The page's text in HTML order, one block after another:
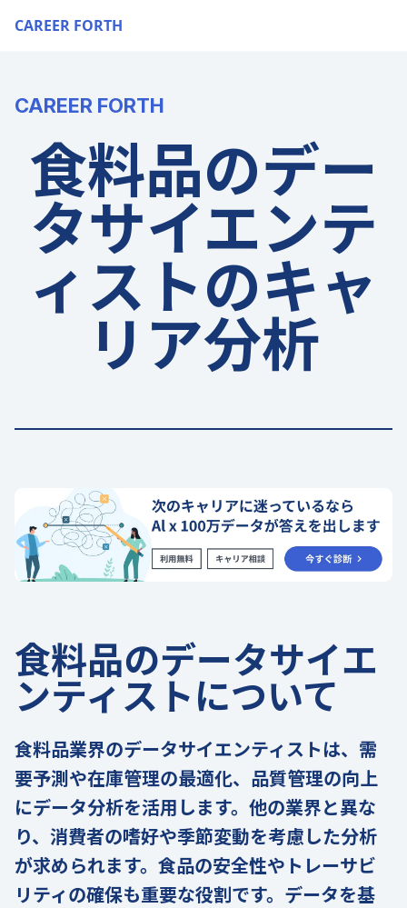
CAREER FORTH
CAREER FORTH
食料品のデー
タサイエンテ
ィストのキャ
リア分析
食料品のデータサイエ
ンティストについて
食料品業界のデータサイエンティストは、需
要予測や在庫管理の最適化、品質管理の向上
にデータ分析を活用します。他の業界と異な
り、消費者の嗜好や季節変動を考慮した分析
が求められます。食品の安全性やトレーサビ
リティの確保も重要な役割です。データを基